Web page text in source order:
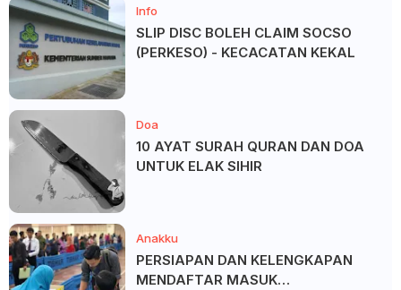
Info
SLIP DISC BOLEH CLAIM SOCSO
(PERKESO) - KECACATAN KEKAL
Doa
10 AYAT SURAH QURAN DAN DOA
UNTUK ELAK SIHIR
Anakku
PERSIAPAN DAN KELENGKAPAN
MENDAFTAR MASUK